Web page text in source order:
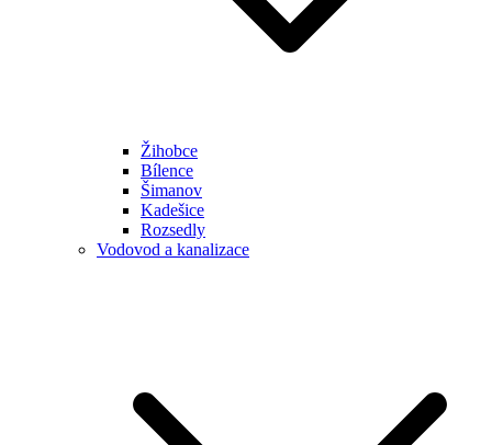
Žihobce
Bílence
Šimanov
Kadešice
Rozsedly
Vodovod a kanalizace